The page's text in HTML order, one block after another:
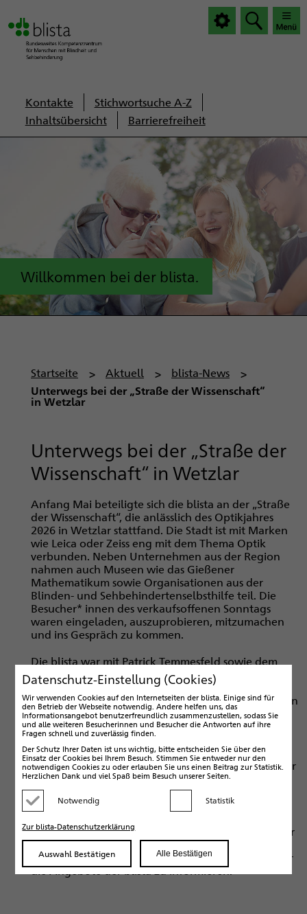
Servicenavigation
Kontakte
Stichwortsuche A-Z
Inhaltsübersicht
Barrierefreiheit
Willkommen bei der blista.
P
f
a
n
a
v
g
a
t
o
n
Startseite Aktuell
blista-News
Unterwegs bei der „Straße der Wissenschaft“
in Wetzlar
Unterwegs bei der „Straße der
Wissenschaft“ in Wetzlar
Anfang Mai beteiligte sich die blista an der „Straße
der Wissenschaft“, die anlässlich des Optikjahres
2026 in Wetzlar stattfand. Die Stadt ist mit Marken
wie Leica oder Zeiss eng mit dem Thema Optik
verbunden. Neben Unternehmen aus der Region
nahmen auch Museen wie das Gießener
Mathematikum sowie Organisationen aus der
Blinden- und Sehbehindertenselbsthilfe teil. Die
Besucher* innen des verkaufsoffenen Sonntags
waren eingeladen, auszuprobieren, mitzumachen
und ins Gespräch zu kommen.
Die blista war mit Patrick Temmesfeld sowie dem
Team der Öffentlichkeitsarbeit, Thorsten Büchner
und Janina Pohl, vertreten. „Mensch ärgere dich
nicht“ und „Vier gewinnt“ lockten viele Gäste an den
Stand. Besonders groß war das Interesse an der
Punktschrift, die vor allem Kinder begeistert
entzifferten und auf einer Punktschriftmaschine
ausprobieren konnten. Taktil erfahrbare 3-D-
Modelle wie das Marburger Landgrafenschloss oder
das Brandenburger Tor zogen ebenso
Aufmerksamkeit auf sich wie inklusive Lern- und
Lehrmaterialien.
Neben Vertreter*innen des BSBH besuchte auch der
Wetzlarer Oberbürgermeister sowie ein Team einer
Wetzlarer Augenarztpraxis den Stand, um sich über
die Angebote der blista zu informieren.
Datenschutz-Einstellung (Cookies)
Wir verwenden Cookies auf den Internetseiten der blista. Einige sind für
den Betrieb der Webseite notwendig. Andere helfen uns, das
Informationsangebot benutzerfreundlich zusammenzustellen, sodass Sie
und alle weiteren Besucherinnen und Besucher die Antworten auf ihre
Fragen schnell und zuverlässig finden.
Der Schutz Ihrer Daten ist uns wichtig, bitte entscheiden Sie über den
Einsatz der Cookies bei Ihrem Besuch. Stimmen Sie entweder nur den
notwendigen Cookies zu oder erlauben Sie uns einen Beitrag zur Statistik.
Herzlichen Dank und viel Spaß beim Besuch unserer Seiten.
Notwendig Statistik
Zur blista-Datenschutzerklärung
Auswahl Bestätigen Alle Bestätigen